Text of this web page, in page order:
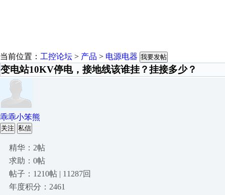
当前位置： 工控论坛 > 产品 > 电源电器 我要发帖
变电站10KV停电，接地线该谁挂？挂接多少？
乖乖小笨熊
关注 私信
精华：2帖
求助：0帖
帖子：1210帖 | 11287回
年度积分：2461